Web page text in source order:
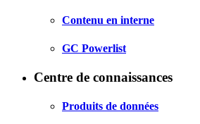
Contenu en interne
GC Powerlist
Centre de connaissances
Produits de données